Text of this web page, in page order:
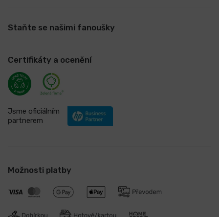
Staňte se našimi fanoušky
Certifikáty a ocenění
Jsme oficiálním
partnerem
Možnosti platby